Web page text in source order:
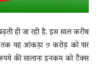
ही जा रही है. इस साल करीब
तक यह आंकड़ा 9 करोड़ को पार
की सालाना इनकम को टैक्स